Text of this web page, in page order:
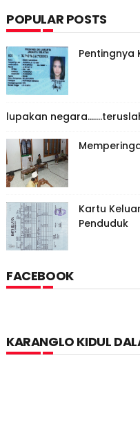
POPULAR POSTS
Pentingnya
lupakan
Kartu
Penduduk
FACEBOOK
KARANGLO KIDUL